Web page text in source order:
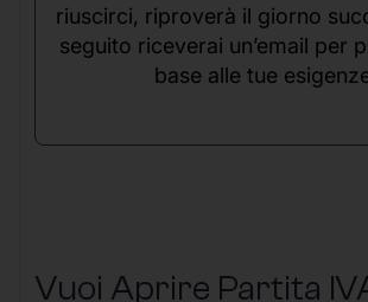
riuscirci, riproverà il giorno
seguito riceverai un’email per
base alle tue
Vuoi Aprire Partita